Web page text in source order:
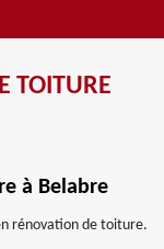
TOITURE
à Belabre
rénovation de toiture.